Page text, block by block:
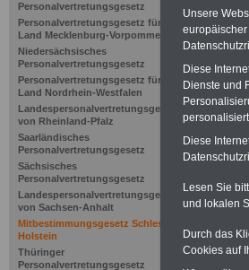
Personalvertretungsgesetz
Personalvertretungsgesetz für das
Land Mecklenburg-Vorpommern
Niedersächsisches
Personalvertretungsgesetz
Personalvertretungsgesetz für das
Land Nordrhein-Westfalen
Landespersonalvertretungsgesetz
von Rheinland-Pfalz
Saarländisches
Personalvertretungsgesetz
Sächsisches
Personalvertretungsgesetz
Landespersonalvertretungsgesetz
von Sachsen-Anhalt
Mitbestimmungsgesetz Schleswig-
Holstein
Thüringer
Personalvertretungsgesetz
§
Unsere
Diese
Dienste und
Diese
Lesen Sie
und lokalen
Durch das
Cookies auf